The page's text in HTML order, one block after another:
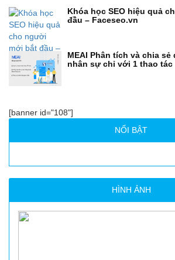
Khóa học SEO hiệu quả
đầu – Faceseo.vn
MEAI Phân tích và chia sẻ
nhân sự chỉ với 1 thao tác
[banner id="108"]
NỔI BẬT
HÌNH ẢNH